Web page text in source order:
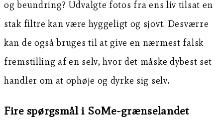
og beundring? Udvalgte fotos fra ens liv tilsat en
stak filtre kan være hyggeligt og sjovt. Desværre
kan de også bruges til at give en nærmest falsk
fremstilling af en selv, hvor det måske dybest set
handler om at ophøje og dyrke sig selv.
Fire spørgsmål i SoMe-grænselandet